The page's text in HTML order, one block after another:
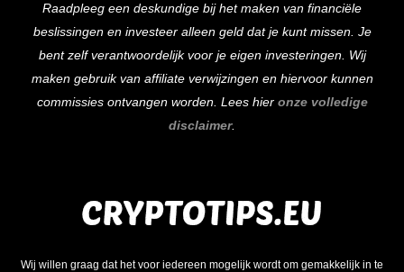
Raadpleeg een deskundige bij het maken van financiële
beslissingen en investeer alleen geld dat je kunt missen. Je
bent zelf verantwoordelijk voor je eigen investeringen. Wij
maken gebruik van affiliate verwijzingen en hiervoor kunnen
commissies ontvangen worden. Lees hier onze volledige
disclaimer.
Wij willen graag dat het voor iedereen mogelijk wordt om gemakkelijk in te